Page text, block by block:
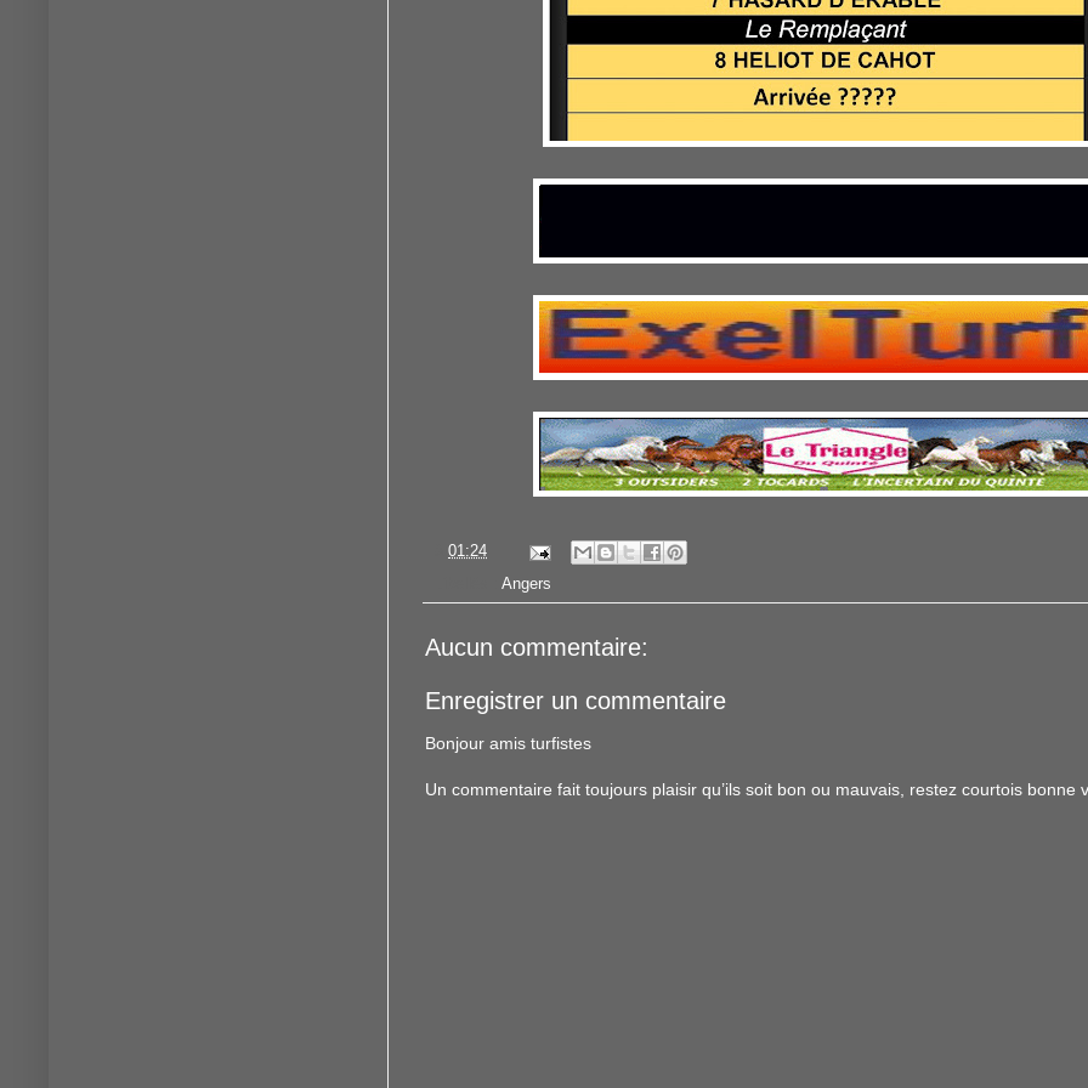
01:24
Angers
Aucun commentaire:
Enregistrer un commentaire
Bonjour amis turfistes
Un commentaire fait toujours plaisir qu’ils soit bon ou mauvais, restez courtois bonne